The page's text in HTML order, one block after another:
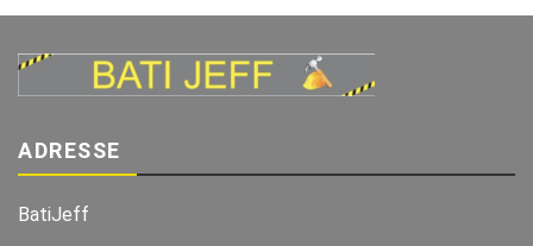
ADRESSE
BatiJeff